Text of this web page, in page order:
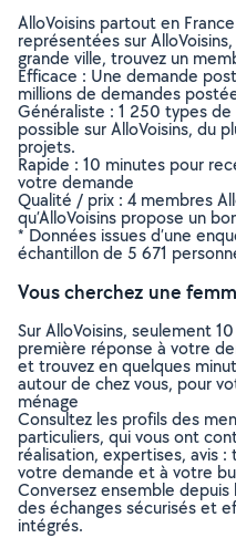
AlloVoisins partout en
représentées sur
grande ville, trouvez un
Efficace : Une demande
millions de demandes
Généraliste : 1 250 types
possible sur AlloVoisins, du
projets.
Rapide : 10 minutes pour
votre demande
Qualité / prix : 4 membres
qu’AlloVoisins propose un
* Données issues d’une
échantillon de 5 671
Vous cherchez une
Sur AlloVoisins, seulement
première réponse à votre
et trouvez en quelques
autour de chez vous, pour
ménage
Consultez les profils des
particuliers, qui vous ont
réalisation, expertises, avis
votre demande et à votre
Conversez ensemble depuis
des échanges sécurisés et
intégrés.